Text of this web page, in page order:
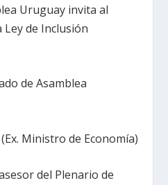
Uruguay invita al
de Inclusión
de Asamblea
Ministro de Economía)
del Plenario de